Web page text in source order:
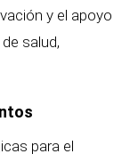
y el apoyo
salud,
para el